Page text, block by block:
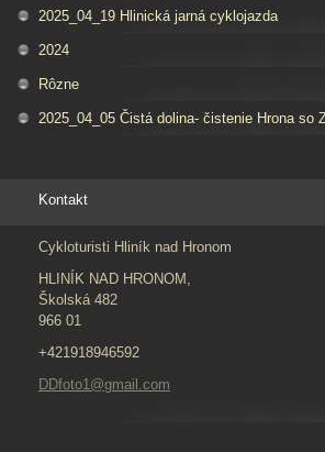
2025_04_19 Hlinická jarná cyklojazda
2024
Rôzne
2025_04_05 Čistá dolina- čistenie Hrona so
Kontakt
Cykloturisti Hliník nad Hronom
HLINÍK NAD HRONOM,
Školská 482
966 01
+421918946592
DDfoto1@gmail.com